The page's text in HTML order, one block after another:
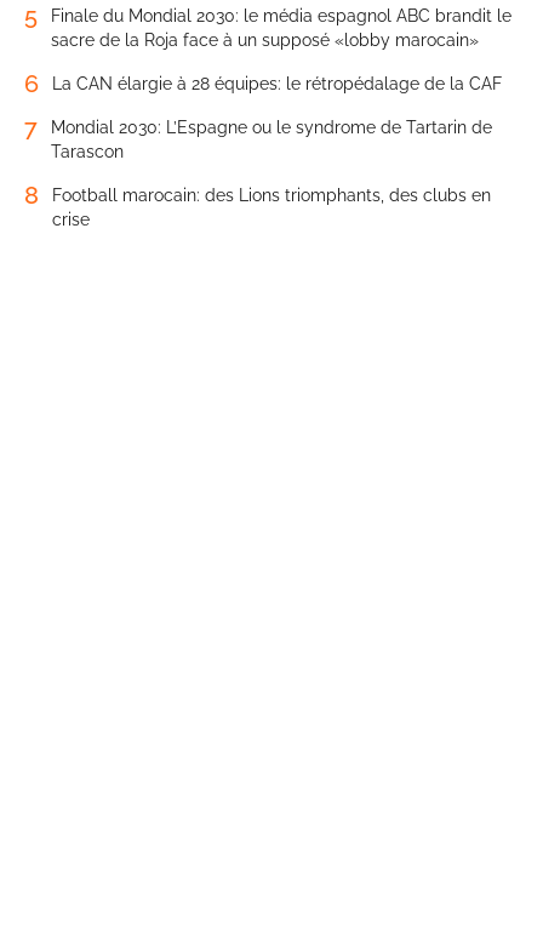
5
Finale du Mondial 2030: le média espagnol ABC brandit le
sacre de la Roja face à un supposé «lobby marocain»
6 La CAN élargie à 28 équipes: le rétropédalage de la CAF
7
Mondial 2030: L’Espagne ou le syndrome de Tartarin de
Tarascon
8
Football marocain: des Lions triomphants, des clubs en
crise